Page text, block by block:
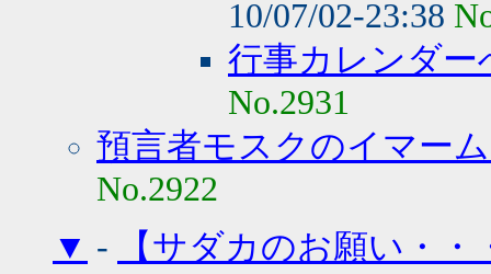
10/07/02-23:38
行事カレンダー
No.2931
預言者モスクのイマー
No.2922
▼ -
【サダカのお願い・